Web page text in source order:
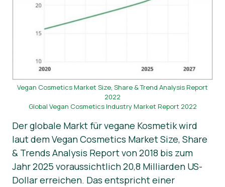
Vegan Cosmetics Market Size, Share & Trend Analysis Report
2022
Global Vegan Cosmetics Industry Market Report 2022
Der globale Markt für vegane Kosmetik wird
laut dem Vegan Cosmetics Market Size, Share
& Trends Analysis Report von 2018 bis zum
Jahr 2025 voraussichtlich 20,8 Milliarden US-
Dollar erreichen. Das entspricht einer